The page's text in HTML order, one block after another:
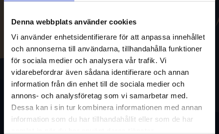
Denna webbplats använder cookies
Vi använder enhetsidentifierare för att anpassa innehållet
och annonserna till användarna, tillhandahålla funktioner
för sociala medier och analysera vår trafik. Vi
vidarebefordrar även sådana identifierare och annan
information från din enhet till de sociala medier och
annons- och analysföretag som vi samarbetar med.
Dessa kan i sin tur kombinera informationen med annan
information som du har tillhandahållit eller som de har